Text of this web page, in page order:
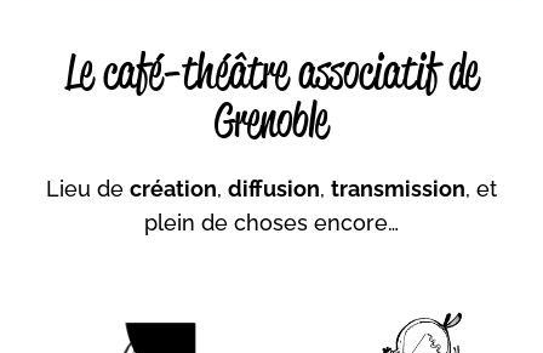
Le café-théâtre associatif de
Grenoble
Lieu de création, diffusion, transmission, et
plein de choses encore…